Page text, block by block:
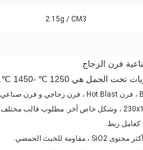
2.15g / CM3
فرن الزجاج
تحت الحمل هي 1250 ℃
-1450 ℃.